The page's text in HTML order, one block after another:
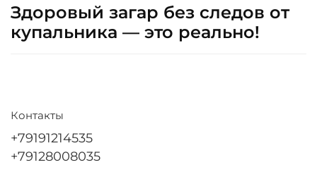
Здоровый загар без следов от
купальника — это реально!
Контакты
+79191214535
+79128008035